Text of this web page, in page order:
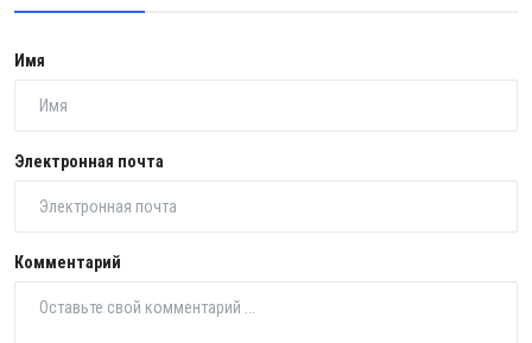
Имя
Электронная почта
Комментарий